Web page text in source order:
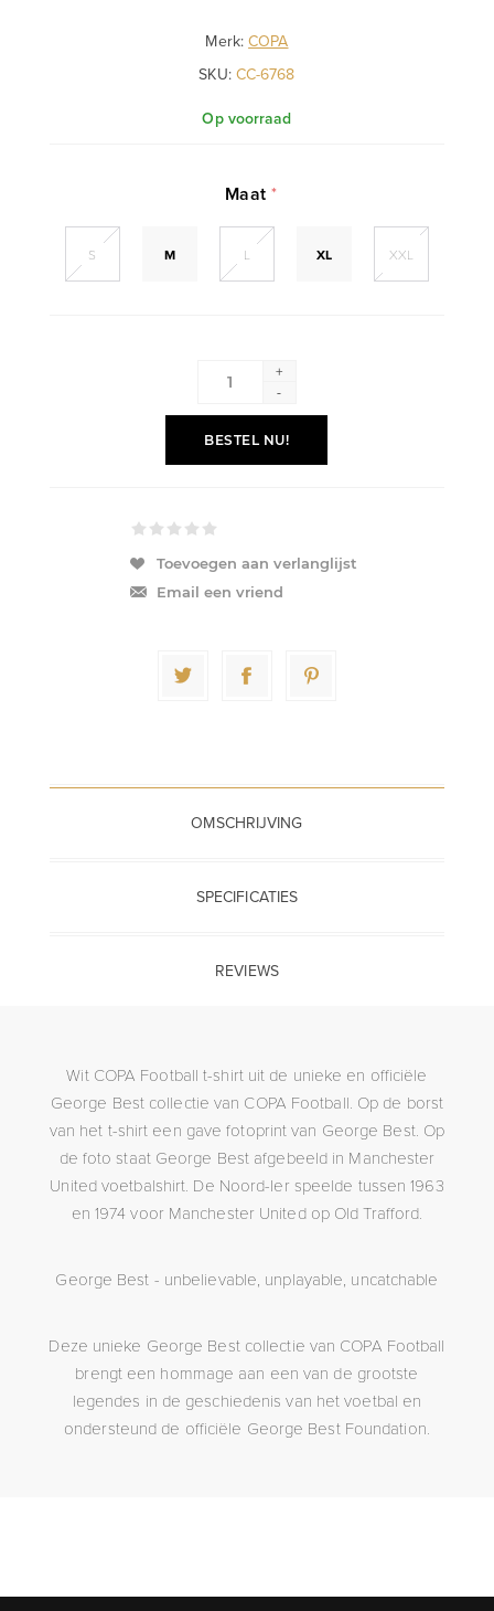
Merk: COPA
SKU: CC-6768
Op voorraad
Maat*
S M L XL XXL
+
-
BESTEL NU!
Toevoegen aan verlanglijst
Email een vriend
OMSCHRIJVING
SPECIFICATIES
REVIEWS
Wit COPA Football t-shirt uit de unieke en officiële
George Best collectie van COPA Football. Op de borst
van het t-shirt een gave fotoprint van George Best. Op
de foto staat George Best afgebeeld in Manchester
United voetbalshirt. De Noord-Ier speelde tussen 1963
en 1974 voor Manchester United op Old Trafford.
George Best - unbelievable, unplayable, uncatchable
Deze unieke George Best collectie van COPA Football
brengt een hommage aan een van de grootste
legendes in de geschiedenis van het voetbal en
ondersteund de officiële George Best Foundation.